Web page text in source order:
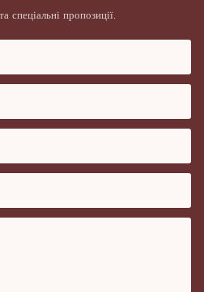
спеціальні пропозиції.